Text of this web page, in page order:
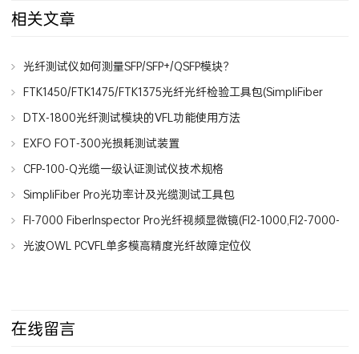
相关文章
光纤测试仪如何测量SFP/SFP+/QSFP模块？
FTK1450/FTK1475/FTK1375光纤光纤检验工具包(SimpliFiber
Pro光功率计和光纤测试仪)
DTX-1800光纤测试模块的VFL功能使用方法
EXFO FOT-300光损耗测试装置
CFP-100-Q光缆一级认证测试仪技术规格
SimpliFiber Pro光功率计及光缆测试工具包
(FTK1450,FTK1000,FTK2100,FTK1475)
FI-7000 FiberInspector Pro光纤视频显微镜(FI2-1000,FI2-7000-
MPO)
光波OWL PCVFL单多模高精度光纤故障定位仪
在线留言